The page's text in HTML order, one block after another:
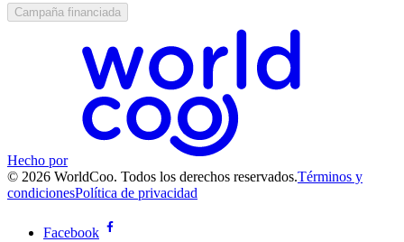
Campaña financiada
Hecho por
© 2026 WorldCoo. Todos los derechos reservados.Términos y
condicionesPolítica de privacidad
Facebook